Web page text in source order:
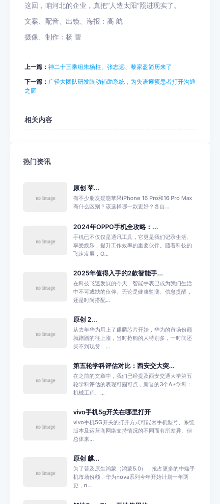
这回，咱河北的企业，真把“人造太阳”照进现实了。
文案、配音、出镜、海报：高 航
摄像、制作：杨 蕾
上一篇： 神二十三乘组朱杨柱、张志远、黎家盈简历来了
下一篇： 广轻大团队研发眼动辅助系统，为失语瘫痪患者打开沟通
之窗
相关内容
热门资讯
原创 苹...
有不少朋友疑惑苹果iPhone 16 Pro和16 Pro Max
有什么区别？该选择哪一款更好？各自...
2024年OPPO手机全攻略：...
手机已不仅仅是通讯工具，它更是我们记录生活、
享受娱乐、提升工作效率的重要伙伴。随着科技的
飞速发展，O...
2025年值得入手的2款智能手...
在科技飞速发展的今天，智能手表已成为我们生活
中不可或缺的伙伴。无论是健康监测、信息提醒，
还是时尚搭配...
原创 2...
从去年华为用上了麒麟芯片开始，华为的市场份额
就蹭蹭的往上涨，当时抢购的人特别多，一时间还
买不到现货，...
第五轮学科评估对比：西安交大突...
在之前的文章中，我们已经提及西安交通大学第五
轮学科评估的表现可圈可点，新晋的3个A+学科：
机械工程、...
vivo手机5g开关在哪里打开
vivo手机5G开关的打开方式可能因手机型号、系统
版本及运营商网络支持情况的不同而有所差异。但
总体来...
原创 麒...
为了普及原生鸿蒙（鸿蒙5.0），抢占更多的中端手
机市场份额，华为nova系列今年开始计划一年两
更，n...